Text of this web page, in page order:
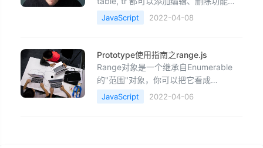
——功能独立 2 可以自动的完成编辑
JavaScript 2022-04-08
Prototype使用指南之range.js
Range对象是一个继承自Enumerable
的"范围"对象，你可以把它看成
[x,x+1,x+2,x+3 x+n]的数组看待，但是
比这样
JavaScript 2022-04-06